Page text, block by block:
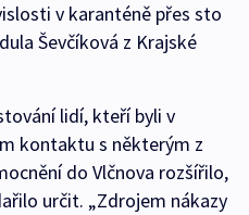
v karanténě přes sto
Ševčíková z Krajské
lidí, kteří byli v
kontaktu s některým z
do Vlčnova rozšířilo,
určit. „Zdrojem nákazy